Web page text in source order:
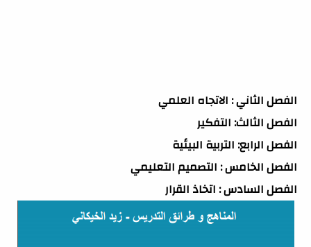
الفصل الثاني : الاتجاه العلمي
الفصل الثالث: التفكير
الفصل الرابع: التربية البيئية
الفصل الخامس : التصميم التعليمي
الفصل السادس : اتخاذ القرار